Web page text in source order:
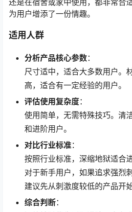
为用户增添了一份情趣。
适用人群
分析产品核心参数：
尺寸适中，适合大多数用户。
高，适合有一定经验的用户。
评估使用复杂度：
使用简单，无需特殊技巧。清
和进阶用户。
对比行业标准：
按照行业标准，深缩地狱适合
对于新手用户，如果追求强烈
建议先从刺激度较低的产品开始
综合判断：